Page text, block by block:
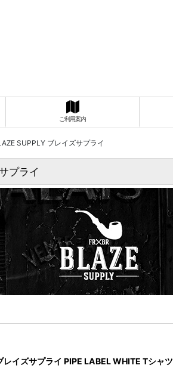
ご利用案内
SUPPLY ブレイズサプライ
プライ
レイズサプライ PIPE LABEL WHITE Tシャツ